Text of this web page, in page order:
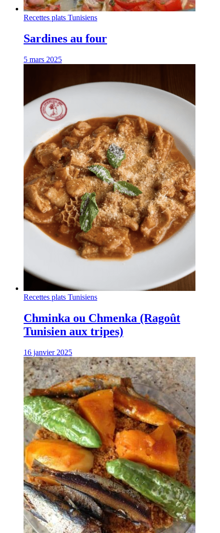
Recettes plats Tunisiens
Sardines au four
5 mars 2025
Recettes plats Tunisiens
Chminka ou Chmenka (Ragoût
Tunisien aux tripes)
16 janvier 2025